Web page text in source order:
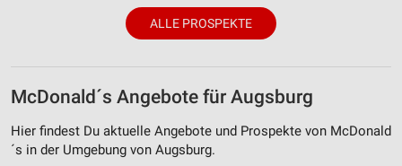
ALLE PROSPEKTE
McDonald´s Angebote für Augsburg
Hier findest Du aktuelle Angebote und Prospekte von McDonald
´s in der Umgebung von Augsburg.